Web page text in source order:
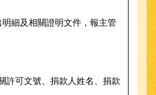
細及相關證明文件，報主管
許可文號、捐款人姓名、捐款